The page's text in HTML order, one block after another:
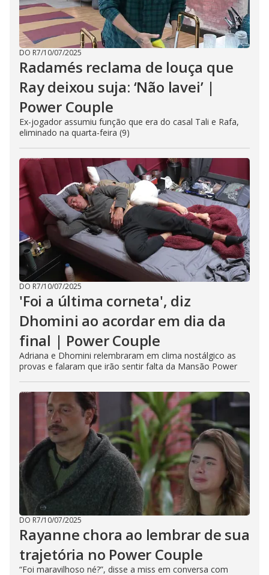
DO R7/10/07/2025
Radamés reclama de louça que
Ray deixou suja: ‘Não lavei’ |
Power Couple
Ex-jogador assumiu função que era do casal Tali e Rafa,
eliminado na quarta-feira (9)
DO R7/10/07/2025
'Foi a última corneta', diz
Dhomini ao acordar em dia da
final | Power Couple
Adriana e Dhomini relembraram em clima nostálgico as
provas e falaram que irão sentir falta da Mansão Power
DO R7/10/07/2025
Rayanne chora ao lembrar de sua
trajetória no Power Couple
“Foi maravilhoso né?”, disse a miss em conversa com